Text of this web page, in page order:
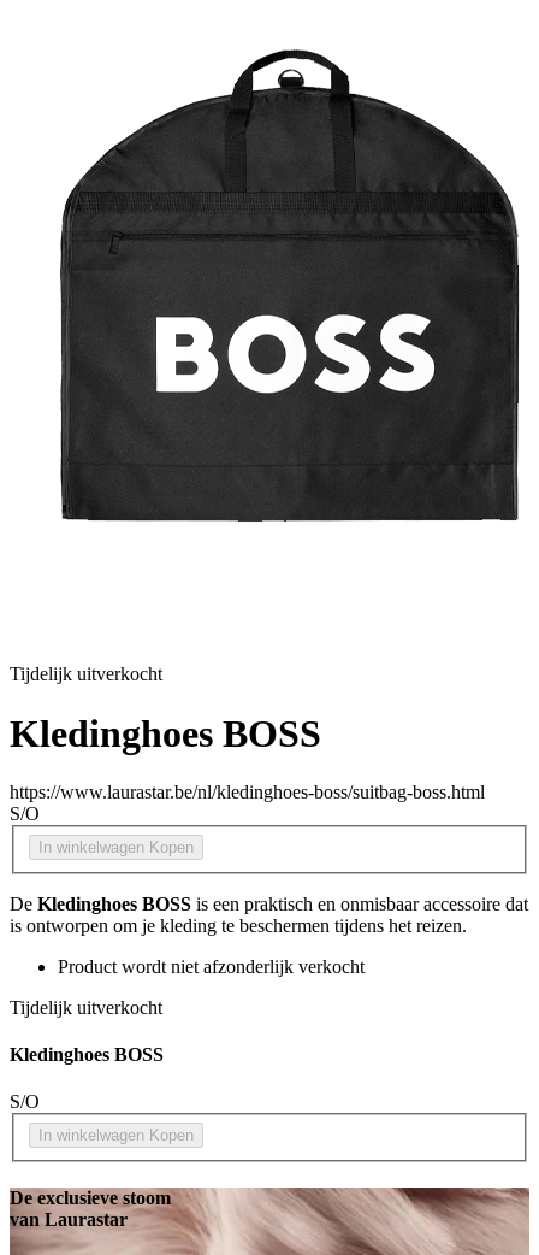
Tijdelijk uitverkocht
Kledinghoes BOSS
https://www.laurastar.be/nl/kledinghoes-boss/suitbag-boss.html
S/O
In winkelwagen Kopen
De Kledinghoes BOSS is een praktisch en onmisbaar accessoire dat
is ontworpen om je kleding te beschermen tijdens het reizen.
Product wordt niet afzonderlijk verkocht
Tijdelijk uitverkocht
Kledinghoes BOSS
S/O
In winkelwagen Kopen
De exclusieve stoom
van Laurastar